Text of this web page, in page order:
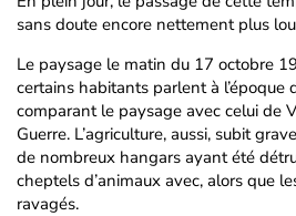
sans doute encore nettement plus
Le paysage le matin du 17 octobre
certains habitants parlent à l’époque
comparant le paysage avec celui de
Guerre. L’agriculture, aussi, subit
de nombreux hangars ayant été
cheptels d’animaux avec, alors que
ravagés.